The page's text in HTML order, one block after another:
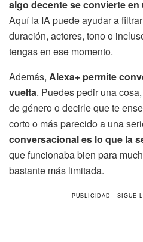
algo decente se convierte
Aquí la IA puede ayudar a
duración, actores, tono o
tengas en ese momento.
Además, Alexa+ permite
vuelta. Puedes pedir una
de género o decirle que te
corto o más parecido a una
conversacional es lo que la
que funcionaba bien para
bastante más limitada.